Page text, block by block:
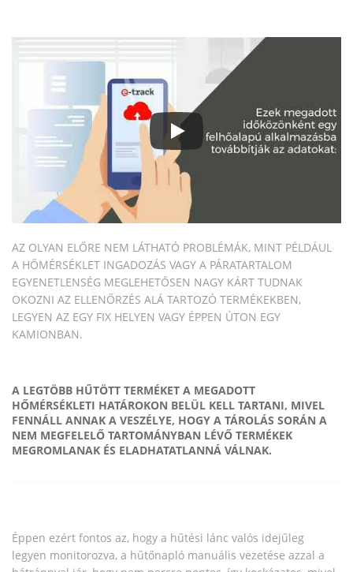
AZ OLYAN ELŐRE NEM LÁTHATÓ PROBLÉMÁK, MINT PÉLDÁUL
A HŐMÉRSÉKLET INGADOZÁS VAGY A PÁRATARTALOM
EGYENETLENSÉG MEGLEHETŐSEN NAGY KÁRT TUDNAK
OKOZNI AZ ELLENŐRZÉS ALÁ TARTOZÓ TERMÉKEKBEN,
LEGYEN AZ EGY FIX HELYEN VAGY ÉPPEN ÚTON EGY
KAMIONBAN.
A LEGTÖBB HŰTÖTT TERMÉKET A MEGADOTT
HŐMÉRSÉKLETI HATÁROKON BELÜL KELL TARTANI, MIVEL
FENNÁLL ANNAK A VESZÉLYE, HOGY A TÁROLÁS SORÁN A
NEM MEGFELELŐ TARTOMÁNYBAN LÉVŐ TERMÉKEK
MEGROMLANAK ÉS ELADHATATLANNÁ VÁLNAK.
Éppen ezért fontos az, hogy a hűtési lánc valós idejűleg
legyen monitorozva, a hűtőnapló manuális vezetése azzal a